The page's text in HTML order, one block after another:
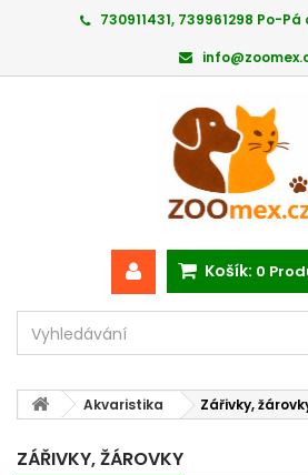
730911431, 739961298 Po-
Košík: 0
Akvaristika Zářivky,
ZÁŘIVKY, ŽÁROVKY